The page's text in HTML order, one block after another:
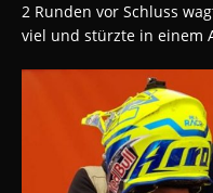
2 Runden vor Schluss
viel und stürzte in einem